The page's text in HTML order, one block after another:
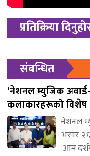
प्रतिक्रिया
संबन्धित
‘नेशनल म्युजिक
कलाकारहरूको विशेष
नेशनल
असार
आम